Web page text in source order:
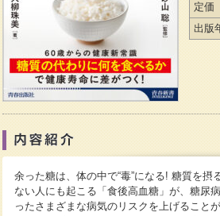
定価
出版
余った糖は、体の中で“毒”になる! 糖質を
ない人にも起こる「食後高血糖」が、糖尿
ったさまざまな病気のリスクを上げること